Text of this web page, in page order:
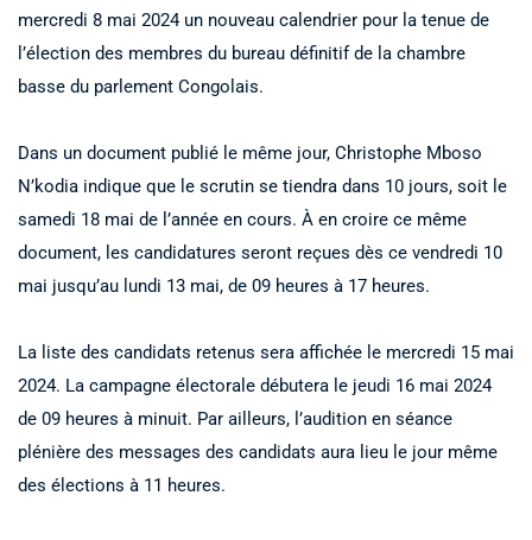
mercredi 8 mai 2024 un nouveau calendrier pour la tenue de
l’élection des membres du bureau définitif de la chambre
basse du parlement Congolais.
Dans un document publié le même jour, Christophe Mboso
N’kodia indique que le scrutin se tiendra dans 10 jours, soit le
samedi 18 mai de l’année en cours. À en croire ce même
document, les candidatures seront reçues dès ce vendredi 10
mai jusqu’au lundi 13 mai, de 09 heures à 17 heures.
La liste des candidats retenus sera affichée le mercredi 15 mai
2024. La campagne électorale débutera le jeudi 16 mai 2024
de 09 heures à minuit. Par ailleurs, l’audition en séance
plénière des messages des candidats aura lieu le jour même
des élections à 11 heures.